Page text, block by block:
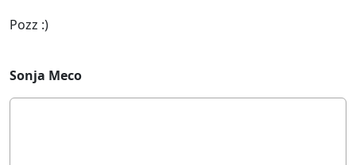
Pozz :)
Sonja Meco